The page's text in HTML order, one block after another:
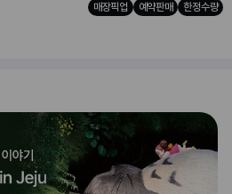
매장픽업 예약판매 한정수량